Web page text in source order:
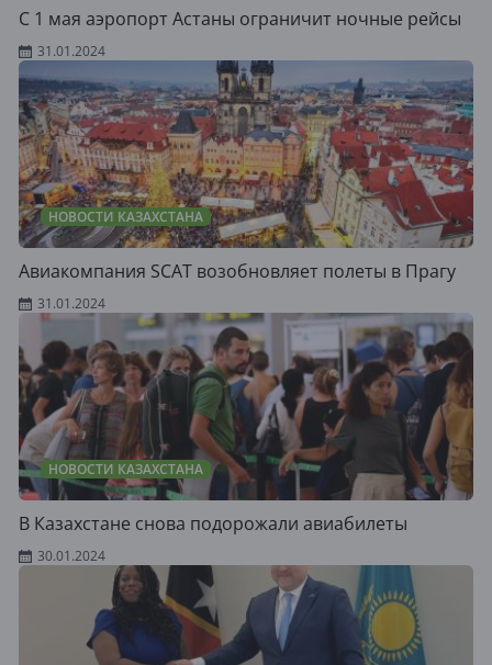
С 1 мая аэропорт Астаны ограничит ночные рейсы
31.01.2024
НОВОСТИ КАЗАХСТАНА
Авиакомпания SCAT возобновляет полеты в Прагу
31.01.2024
НОВОСТИ КАЗАХСТАНА
В Казахстане снова подорожали авиабилеты
30.01.2024